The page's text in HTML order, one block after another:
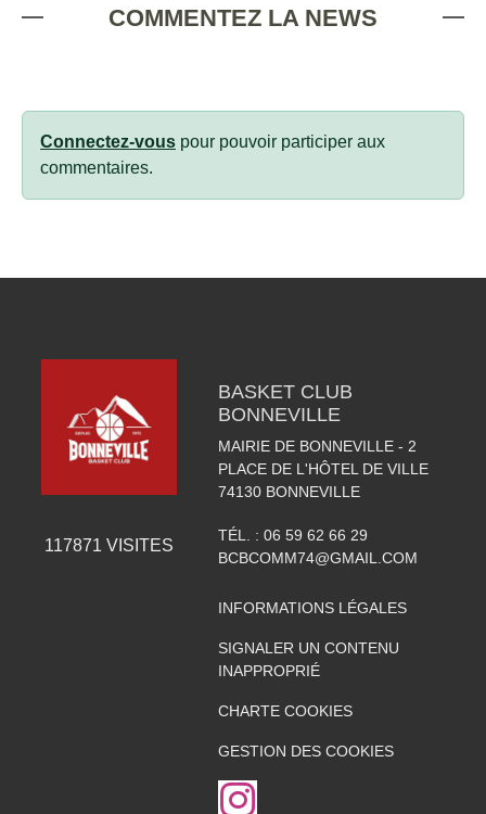
COMMENTEZ LA NEWS
Connectez-vous pour pouvoir participer aux
commentaires.
117871 VISITES
BASKET CLUB
BONNEVILLE
MAIRIE DE BONNEVILLE - 2
PLACE DE L'HÔTEL DE VILLE
74130 BONNEVILLE
TÉL. : 06 59 62 66 29
BCBCOMM74@GMAIL.COM
INFORMATIONS LÉGALES
SIGNALER UN CONTENU
INAPPROPRIÉ
CHARTE COOKIES
GESTION DES COOKIES